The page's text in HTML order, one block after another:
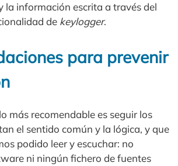
la información escrita a través del
de keylogger.
para prevenir
más recomendable es seguir los
el sentido común y la lógica, y que
podido leer y escuchar: no
ni ningún fichero de fuentes